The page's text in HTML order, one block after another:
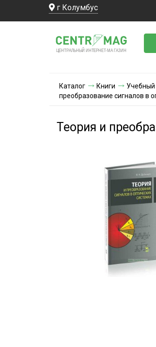
г Колумбус
ЦЕНТРАЛЬНЫЙ ИНТЕРНЕТ-МА ГАЗИН
Каталог Книги Учебный
преобразование сигналов в
Теория и